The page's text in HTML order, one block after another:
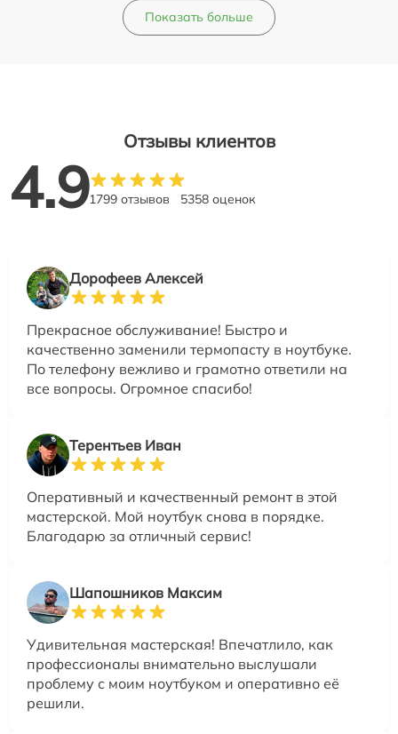
Показать больше
Отзывы клиентов
4.91799 отзывов 5358 оценок
Дорофеев Алексей
Прекрасное обслуживание! Быстро и
качественно заменили термопасту в ноутбуке.
По телефону вежливо и грамотно ответили на
все вопросы. Огромное спасибо!
Терентьев Иван
Оперативный и качественный ремонт в этой
мастерской. Мой ноутбук снова в порядке.
Благодарю за отличный сервис!
Шапошников Максим
Удивительная мастерская! Впечатлило, как
профессионалы внимательно выслушали
проблему с моим ноутбуком и оперативно её
решили.